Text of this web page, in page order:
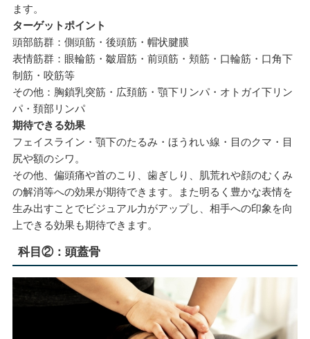
ます。
ターゲットポイント
頭部筋群：側頭筋・後頭筋・帽状腱膜
表情筋群：眼輪筋・皺眉筋・前頭筋・頬筋・口輪筋・口角下
制筋・咬筋等
その他：胸鎖乳突筋・広頚筋・顎下リンパ・オトガイ下リン
パ・頚部リンパ
期待できる効果
フェイスライン・顎下のたるみ・ほうれい線・目のクマ・目
尻や額のシワ。
その他、偏頭痛や首のこり、歯ぎしり、肌荒れや顔のむくみ
の解消等への効果が期待できます。また明るく豊かな表情を
生み出すことでビジュアル力がアップし、相手への印象を向
上できる効果も期待できます。
科目②：頭蓋骨